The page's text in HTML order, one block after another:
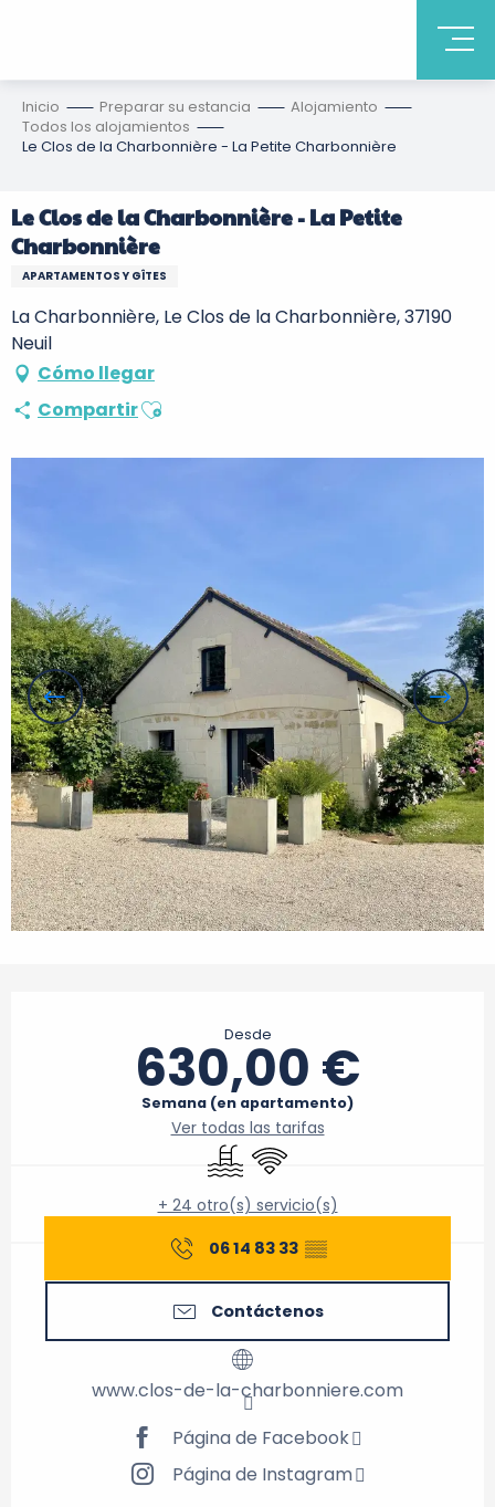
Inicio Preparar su estancia
Alojamiento
Todos los alojamientos
Le Clos de la Charbonnière - La Petite Charbonnière
Le Clos de la Charbonnière - La Petite
Charbonnière
APARTAMENTOS Y GÎTES
La Charbonnière, Le Clos de la Charbonnière, 37190
Neuil
Cómo llegar
CompartirAjouter aux favoris
Desde
630,00 €
Semana (en apartamento)
Ver todas las tarifas
PiscinaWifi
+ 24 otro(s) servicio(s)
06 14 83 33 ▒▒
Contáctenos
www.clos-de-la-charbonniere.com
Página de Facebook
Página de Instagram